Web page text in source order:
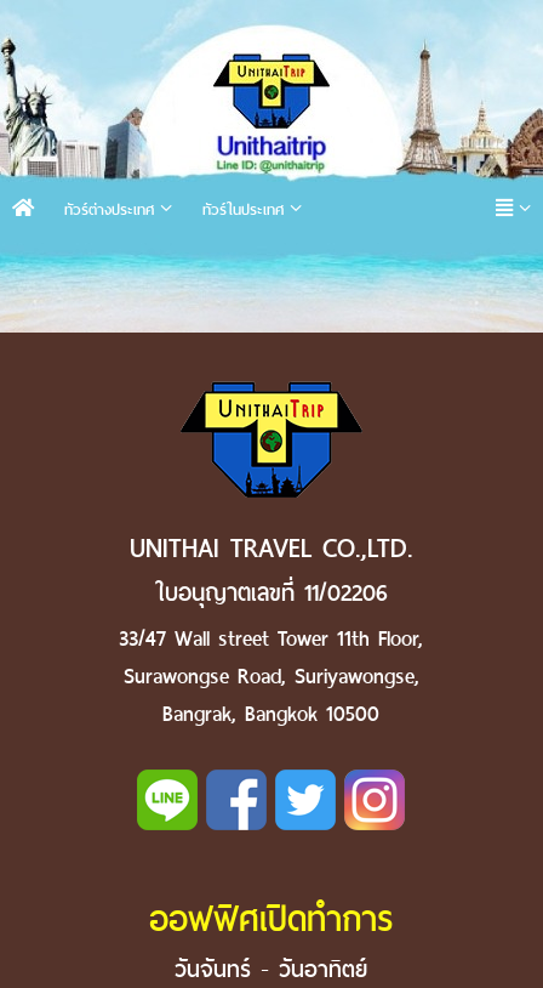
ทัวร์ต่างประเทศ ทัวร์ในประเทศ
UNITHAI TRAVEL CO.,LTD.
ใบอนุญาตเลขที่ 11/02206
33/47 Wall street Tower 11th Floor,
Surawongse Road, Suriyawongse,
Bangrak, Bangkok 10500
ออฟฟิศเปิดทำการ
วันจันทร์ - วันอาทิตย์